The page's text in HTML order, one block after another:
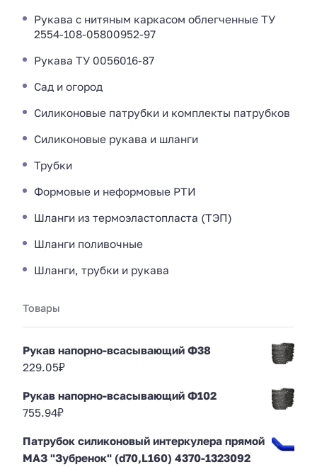
Рукава с нитяным каркасом облегченные ТУ
2554-108-05800952-97
Рукава ТУ 0056016-87
Сад и огород
Силиконовые патрубки и комплекты патрубков
Силиконовые рукава и шланги
Трубки
Формовые и неформовые РТИ
Шланги из термоэластопласта (ТЭП)
Шланги поливочные
Шланги, трубки и рукава
Товары
Рукав напорно-всасывающий Ф38
229.05₽
Рукав напорно-всасывающий Ф102
755.94₽
Патрубок силиконовый интеркулера прямой
МАЗ "Зубренок" (d70,L160) 4370-1323092